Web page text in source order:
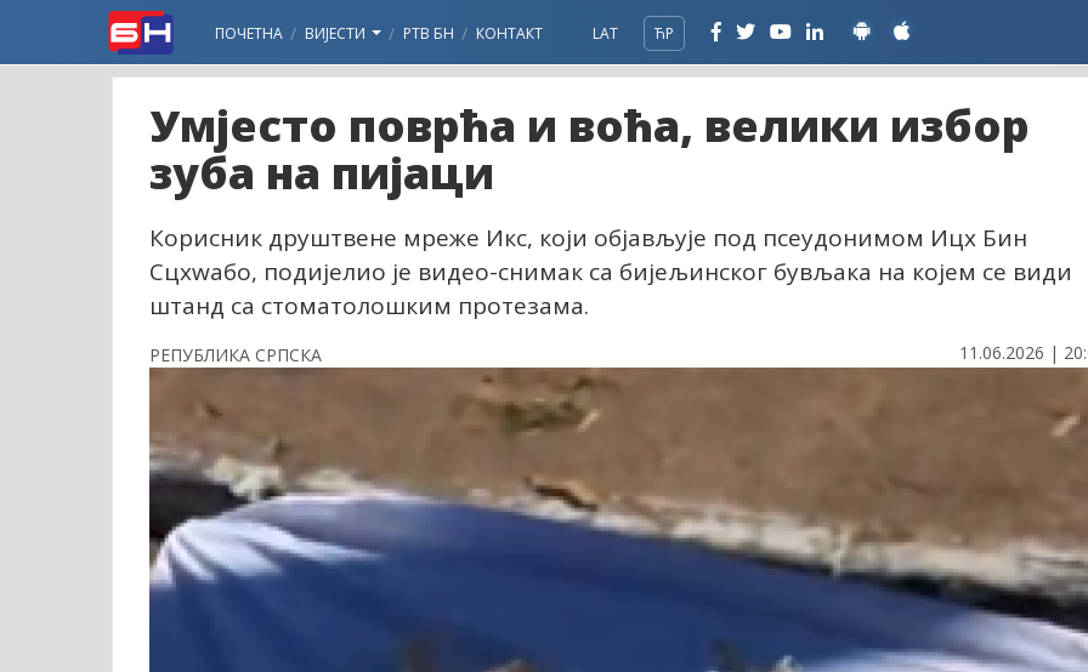
ПОЧЕТНА ВИЈЕСТИ РТВ БН КОНТАКТ LAT ЋР
Умјесто поврћа и воћа, велики избор
зуба на пијаци
Корисник друштвене мреже Икс, који објављује под псеудонимом Ицх Бин
Сцхwабо, подијелио је видео-снимак са бијељинског бувљака на којем се види
штанд са стоматолошким протезама.
РЕПУБЛИКА СРПСКА 11.06.2026 |